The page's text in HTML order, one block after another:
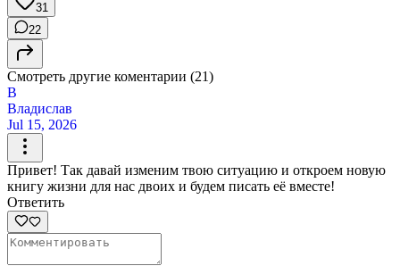
31
22
Смотреть другие коментарии (21)
В
Владислав
Jul 15, 2026
Привет! Так давай изменим твою ситуацию и откроем новую
книгу жизни для нас двоих и будем писать её вместе!
Ответить